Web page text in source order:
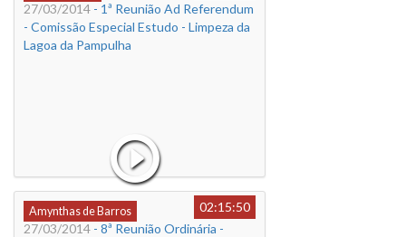
27/03/2014 - 1ª Reunião Ad Referendum
- Comissão Especial Estudo - Limpeza da
Lagoa da Pampulha
Amynthas de Barros
02:15:50
27/03/2014 - 8ª Reunião Ordinária -